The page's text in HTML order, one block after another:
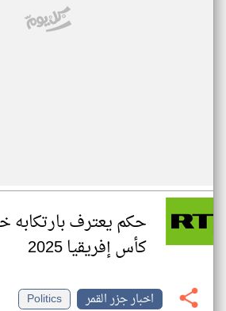
حكم يعترف بارتكابه
كأس إفريقيا 2025
اخبار جزر القمر
Politics